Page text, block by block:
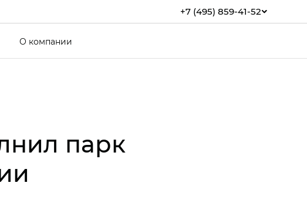
+7 (495) 859-41-52
О компании
парк